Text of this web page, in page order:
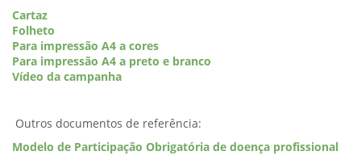
Cartaz
Folheto
Para impressão A4 a cores
Para impressão A4 a preto e branco
Vídeo da campanha
Outros documentos de referência:
Modelo de Participação Obrigatória de doença profissional